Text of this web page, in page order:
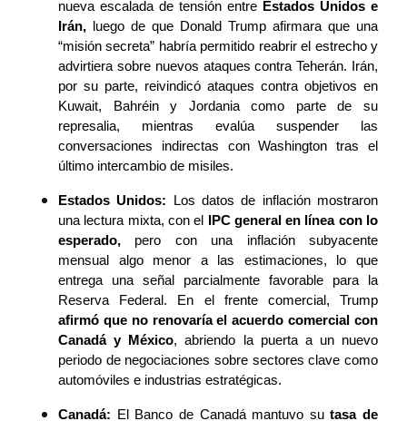
nueva escalada de tensión entre Estados Unidos e
Irán, luego de que Donald Trump afirmara que una
“misión secreta” habría permitido reabrir el estrecho y
advirtiera sobre nuevos ataques contra Teherán. Irán,
por su parte, reivindicó ataques contra objetivos en
Kuwait, Bahréin y Jordania como parte de su
represalia, mientras evalúa suspender las
conversaciones indirectas con Washington tras el
último intercambio de misiles.
Estados Unidos:
Los datos de inflación mostraron
una lectura mixta, con el
IPC general en línea con lo
esperado, pero con una inflación subyacente
mensual algo menor a las estimaciones, lo que
entrega una señal parcialmente favorable para la
afirmó que no renovaría el acuerdo comercial con
Canadá y México, abriendo la puerta a un nuevo
periodo de negociaciones sobre sectores clave como
automóviles e industrias estratégicas.
Canadá: El Banco de Canadá mantuvo su tasa de